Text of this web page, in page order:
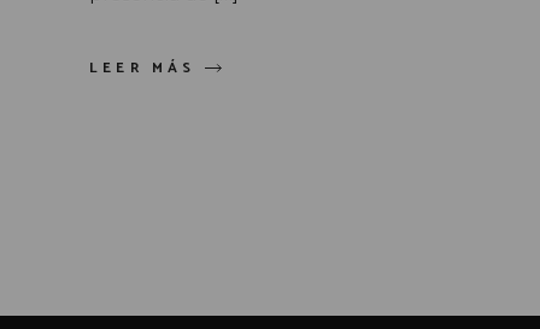
LEER MÁS